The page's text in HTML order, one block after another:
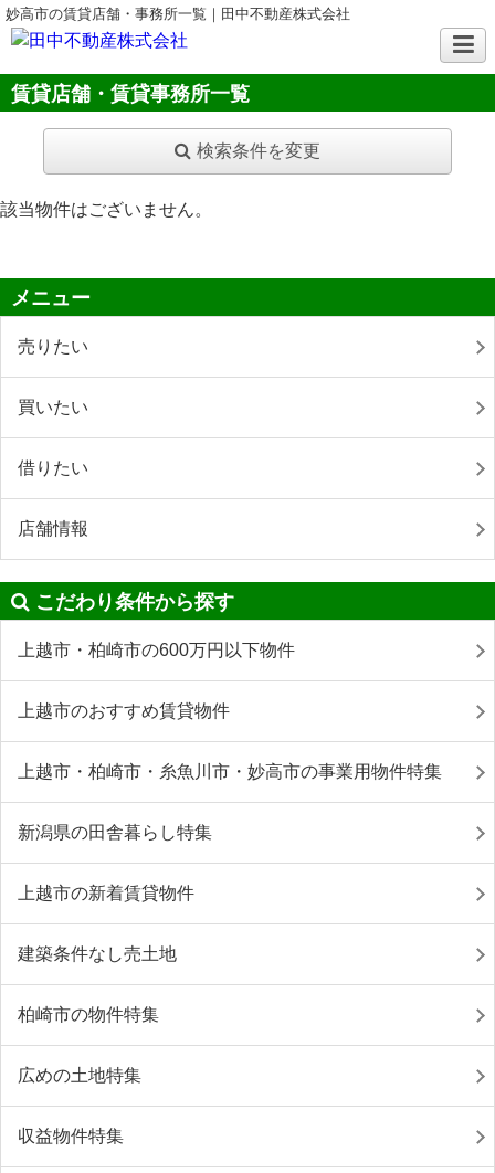
妙高市の賃貸店舗・事務所一覧｜田中不動産株式会社
賃貸店舗・賃貸事務所一覧
検索条件を変更
該当物件はございません。
メニュー
売りたい
買いたい
借りたい
店舗情報
こだわり条件から探す
上越市・柏崎市の600万円以下物件
上越市のおすすめ賃貸物件
上越市・柏崎市・糸魚川市・妙高市の事業用物件特集
新潟県の田舎暮らし特集
上越市の新着賃貸物件
建築条件なし売土地
柏崎市の物件特集
広めの土地特集
収益物件特集